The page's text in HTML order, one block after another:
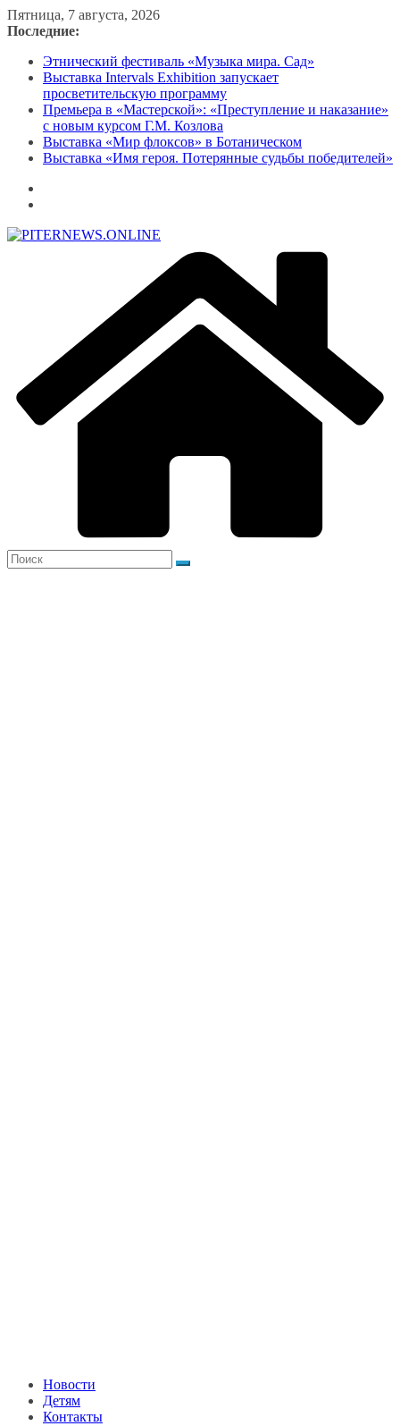
Перейти
к
Пятница, 7 августа, 2026
Последние:
Этнический фестиваль «Музыка мира. Сад»
Выставка Intervals Exhibition запускает
просветительскую программу
Премьера в «Мастерской»: «Преступление и наказание»
с новым курсом Г.М. Козлова
Выставка «Мир флоксов» в Ботаническом
Выставка «Имя героя. Потерянные судьбы победителей»
Новости
Детям
Контакты